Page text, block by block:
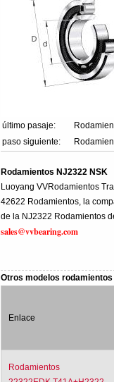
último pasaje:
paso siguiente:
Rodamientos NJ2322 NSK
Luoyang VVRodamientos
42622 Rodamientos, la
de la NJ2322 Rodamientos
sales@vvbearing.com
Otros modelos
Enlace
Rodamientos